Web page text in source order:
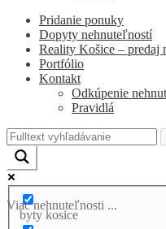
Pridanie ponuky
Dopyty nehnuteľností
Reality Košice – predaj
Portfólio
Kontakt
Odkúpenie
Pravidlá
Viac nehnuteľnosti ...
byty kosice